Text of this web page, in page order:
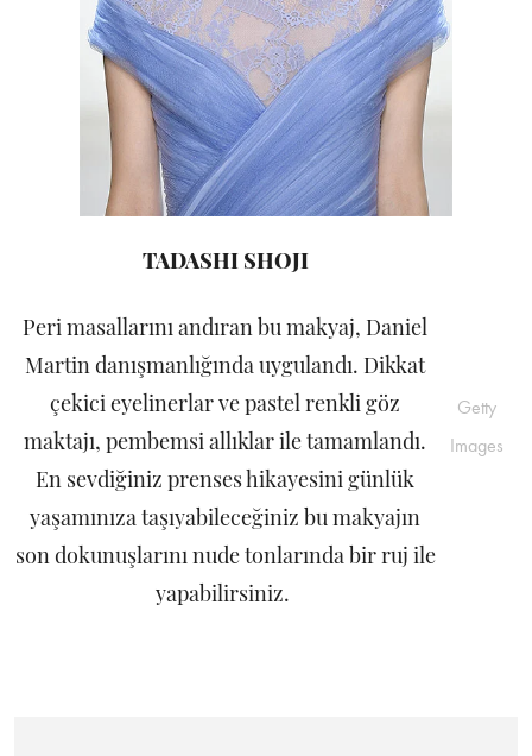
TADASHI SHOJI
Peri masallarını andıran bu makyaj, Daniel
Martin danışmanlığında uygulandı. Dikkat
çekici eyelinerlar ve pastel renkli göz
maktajı, pembemsi allıklar ile tamamlandı.
En sevdiğiniz prenses hikayesini günlük
yaşamınıza taşıyabileceğiniz bu makyajın
son dokunuşlarını nude tonlarında bir ruj ile
yapabilirsiniz.
Getty
Images